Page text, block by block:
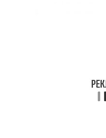
Маски против жирного